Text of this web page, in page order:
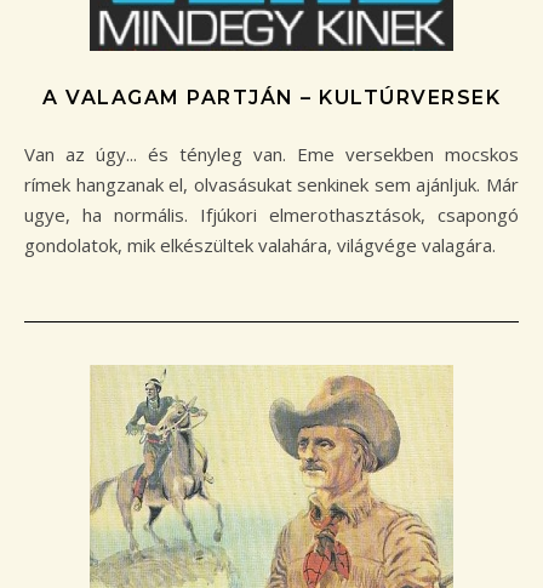
A VALAGAM PARTJÁN – KULTÚRVERSEK
Van az úgy... és tényleg van. Eme versekben mocskos
rímek hangzanak el, olvasásukat senkinek sem ajánljuk. Már
ugye, ha normális. Ifjúkori elmerothasztások, csapongó
gondolatok, mik elkészültek valahára, világvége valagára.